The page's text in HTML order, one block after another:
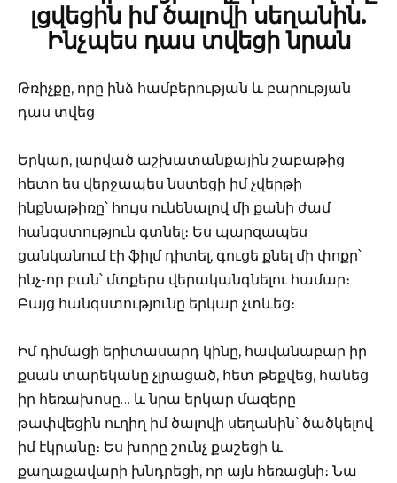
լցվեցին իմ ծալովի սեղանին.
Ինչպես դաս տվեցի նրան
Թռիչքը, որը ինձ համբերության և բարության
դաս տվեց
Երկար, լարված աշխատանքային շաբաթից
հետո ես վերջապես նստեցի իմ չվերթի
ինքնաթիռը՝ հույս ունենալով մի քանի ժամ
հանգստություն գտնել։ Ես պարզապես
ցանկանում էի ֆիլմ դիտել, գուցե քնել մի փոքր՝
ինչ-որ բան՝ մտքերս վերականգնելու համար։
Բայց հանգստությունը երկար չտևեց։
Իմ դիմացի երիտասարդ կինը, հավանաբար իր
քսան տարեկանը չլրացած, հետ թեքվեց, հանեց
իր հեռախոսը… և նրա երկար մազերը
թափվեցին ուղիղ իմ ծալովի սեղանին՝ ծածկելով
իմ էկրանը։ Ես խորը շունչ քաշեցի և
քաղաքավարի խնդրեցի, որ այն հեռացնի։ Նա